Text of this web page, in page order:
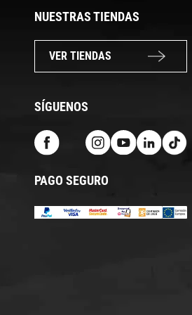
NUESTRAS TIENDAS
VER TIENDAS
SÍGUENOS
PAGO SEGURO